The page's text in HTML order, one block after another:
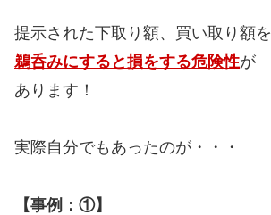
提示された下取り額、買い取り額を
鵜呑みにすると損をする危険性が
あります！
実際自分でもあったのが・・・
【事例：①】